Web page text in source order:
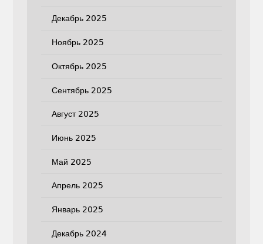
Декабрь 2025
Ноябрь 2025
Октябрь 2025
Сентябрь 2025
Август 2025
Июнь 2025
Май 2025
Апрель 2025
Январь 2025
Декабрь 2024